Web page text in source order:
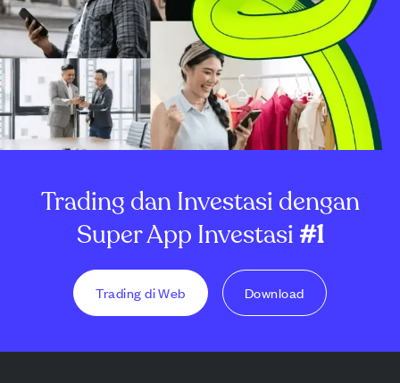
Trading dan Investasi dengan
Super App Investasi#1
Trading di Web Download